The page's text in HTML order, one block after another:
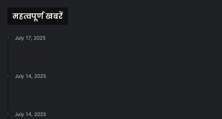
महत्वपूर्ण खबरें
July 17, 2025
July 14, 2025
July 14, 2025